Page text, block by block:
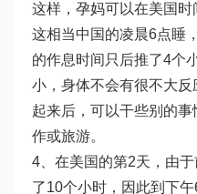
这样，孕妈可以在美国时
这相当中国的凌晨6点睡
的作息时间只后推了4个
小，身体不会有很不大
起来后，可以干些别的
作或旅游。
4、在美国的第2天，由
了10个小时，因此到下